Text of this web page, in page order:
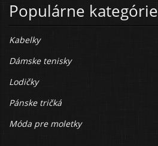
Populárne kategórie
Kabelky
Dámske tenisky
Lodičky
Pánske tričká
Móda pre moletky